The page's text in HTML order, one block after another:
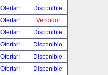
Ofertar!
Disponible
Ofertar!
Vendido!
Ofertar!
Disponible
Ofertar!
Disponible
Ofertar!
Disponible
Ofertar!
Disponible